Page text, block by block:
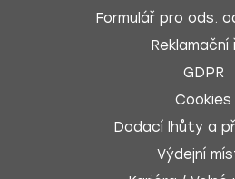
Formulář pro ods.
Reklamační
GDPR
Cookies
Dodací lhůty a
Výdejní